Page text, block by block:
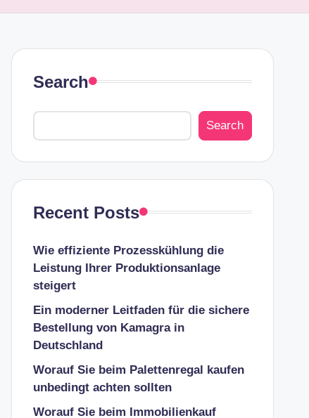
Search
Search
Recent Posts
Wie effiziente Prozesskühlung die
Leistung Ihrer Produktionsanlage
steigert
Ein moderner Leitfaden für die sichere
Bestellung von Kamagra in
Deutschland
Worauf Sie beim Palettenregal kaufen
unbedingt achten sollten
Worauf Sie beim Immobilienkauf